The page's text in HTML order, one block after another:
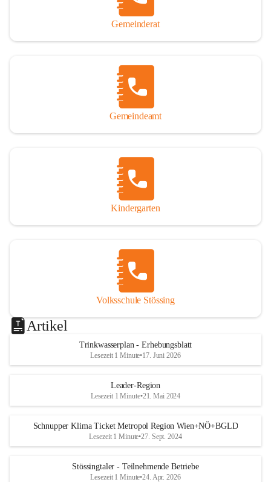
Gemeinderat
Gemeindeamt
Kindergarten
Volksschule Stössing
Artikel
Trinkwasserplan - Erhebungsblatt
Lesezeit 1 Minute•17. Juni 2026
Leader-Region
Lesezeit 1 Minute•21. Mai 2024
Schnupper Klima Ticket Metropol Region Wien+NÖ+BGLD
Lesezeit 1 Minute•27. Sept. 2024
Stössingtaler - Teilnehmende Betriebe
Lesezeit 1 Minute•24. Apr. 2026